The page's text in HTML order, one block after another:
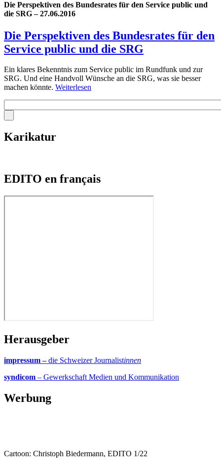
Die Perspektiven des Bundesrates für den Service public und
die SRG – 27.06.2016
Die Perspektiven des Bundesrates für den
Service public und die SRG
Ein klares Bekenntnis zum Service public im Rundfunk und zur
SRG. Und eine Handvoll Wünsche an die SRG, was sie besser
machen könnte. Weiterlesen
Karikatur
EDITO en français
Herausgeber
impressum –die Schweizer Journalistinnen
syndicom – Gewerkschaft Medien und Kommunikation
Werbung
Cartoon: Christoph Biedermann, EDITO 1/22